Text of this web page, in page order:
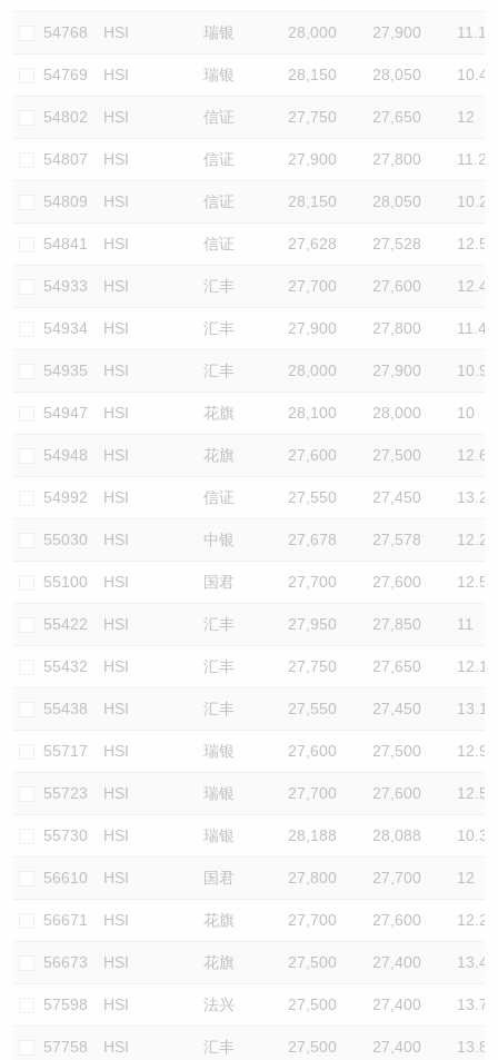
54768 HSI 瑞银 28,000 27,900 11.1
54769 HSI 瑞银 28,150 28,050 10.4
54802 HSI 信证 27,750 27,650 12
54807 HSI 信证 27,900 27,800 11.2
54809 HSI 信证 28,150 28,050 10.2
54841 HSI 信证 27,628 27,528 12.5
54933 HSI 汇丰 27,700 27,600 12.4
54934 HSI 汇丰 27,900 27,800 11.4
54935 HSI 汇丰 28,000 27,900 10.9
54947 HSI 花旗 28,100 28,000 10
54948 HSI 花旗 27,600 27,500 12.6
54992 HSI 信证 27,550 27,450 13.2
55030 HSI 中银 27,678 27,578 12.2
55100 HSI 国君 27,700 27,600 12.5
55422 HSI 汇丰 27,950 27,850 11
55432 HSI 汇丰 27,750 27,650 12.1
55438 HSI 汇丰 27,550 27,450 13.1
55717 HSI 瑞银 27,600 27,500 12.9
55723 HSI 瑞银 27,700 27,600 12.5
55730 HSI 瑞银 28,188 28,088 10.3
56610 HSI 国君 27,800 27,700 12
56671 HSI 花旗 27,700 27,600 12.2
56673 HSI 花旗 27,500 27,400 13.4
57598 HSI 法兴 27,500 27,400 13.7
57758 HSI 汇丰 27,500 27,400 13.8